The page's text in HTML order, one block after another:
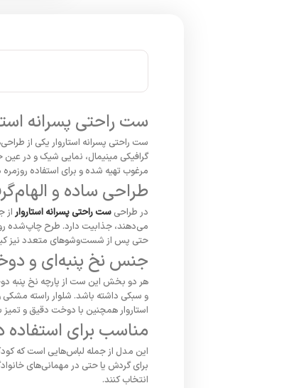
ست راحتی پسرانه
گرافیکی مینیمال، نمایی شیک و در
مرغوب تهیه شده و برای استفاده
طراحی ساده و
در طراحی ست راحتی پسرانه استاروار از
می‌دهند، جذابیت دارد. طرح چاپ‌شده
حتی پس از شست‌وشوهای متعدد نیز
جنس نخ پنبه‌ای و
هر دو بخش این ست از پارچه نخ پنبه
و سبکی داشته باشد. شلوار راسته
استاروار همچنین با دوخت دقیق و
مناسب برای
این مدل از جمله لباس‌هایی است که
برای گردش یا حتی در مهمانی‌های
انتخاب کنند.